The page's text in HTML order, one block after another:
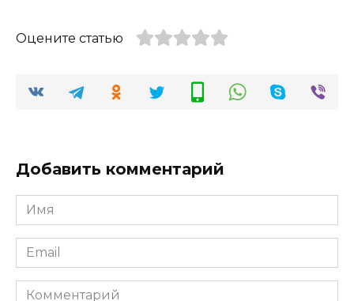
Оцените статью
Добавить комментарий
Имя
*
Email
*
Комментарий